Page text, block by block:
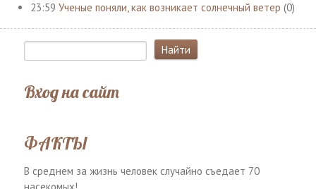
23:59 Ученые поняли, как возникает солнечный ветер (0)
Вход на сайт
ФАКТЫ
В среднем за жизнь человек случайно съедает 70
насекомых!